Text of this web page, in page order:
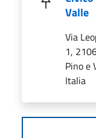
Valle
Via
1,
Pino e
Italia